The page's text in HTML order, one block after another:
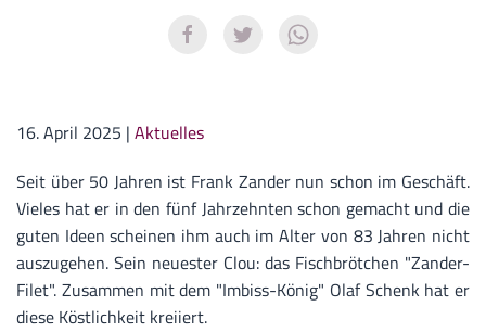
16. April 2025 | Aktuelles
Seit über 50 Jahren ist Frank Zander nun schon im Geschäft.
Vieles hat er in den fünf Jahrzehnten schon gemacht und die
guten Ideen scheinen ihm auch im Alter von 83 Jahren nicht
auszugehen. Sein neuester Clou: das Fischbrötchen "Zander-
Filet". Zusammen mit dem "Imbiss-König" Olaf Schenk hat er
diese Köstlichkeit kreiiert.